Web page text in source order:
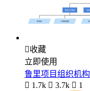
收藏
立即使用
鲁里项目组织机构
 1.7k  3.7k  1